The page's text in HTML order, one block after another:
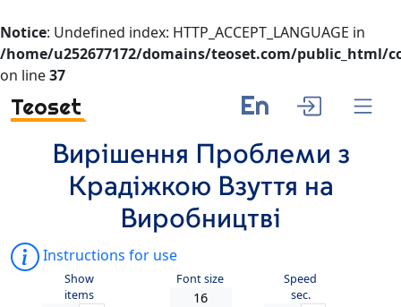
Notice: Undefined index: HTTP_ACCEPT_LANGUAGE in
/home/u252677172/domains/teoset.com/public_html/
on line37
Teoset En
Вирішення Проблеми з
Крадіжкою Взуття на
Виробництві
Instructions for use
Show
items
Font size
Speed
sec.